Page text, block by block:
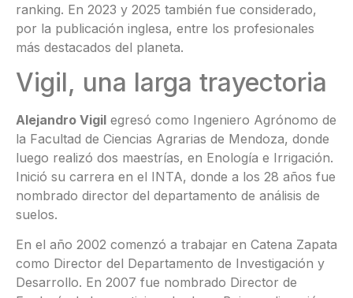
ranking. En 2023 y 2025 también fue considerado,
por la publicación inglesa, entre los profesionales
más destacados del planeta.
Vigil, una larga trayectoria
Alejandro Vigil egresó como Ingeniero Agrónomo de
la Facultad de Ciencias Agrarias de Mendoza, donde
luego realizó dos maestrías, en Enología e Irrigación.
Inició su carrera en el INTA, donde a los 28 años fue
nombrado director del departamento de análisis de
suelos.
En el año 2002 comenzó a trabajar en Catena Zapata
como Director del Departamento de Investigación y
Desarrollo. En 2007 fue nombrado Director de